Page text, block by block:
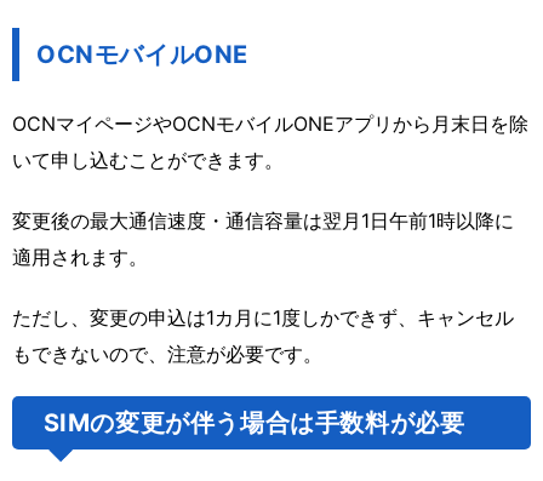
OCNモバイルONE
OCNマイページやOCNモバイルONEアプリから月末日を除
いて申し込むことができます。
変更後の最大通信速度・通信容量は翌月1日午前1時以降に
適用されます。
ただし、変更の申込は1カ月に1度しかできず、キャンセル
もできないので、注意が必要です。
SIMの変更が伴う場合は手数料が必要